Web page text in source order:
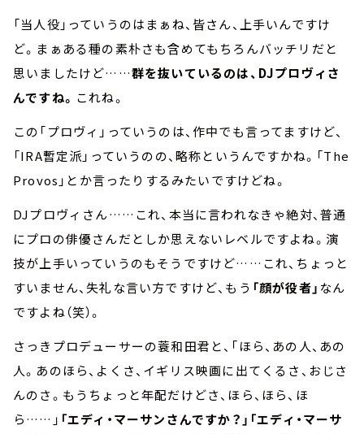
「当人役」っていうのはまぁね、皆さん、上手いんですけ
ど。まぁある種の素朴さも含めてもちろんバッチリだと
思いましたけど……群を抜いているのは、DJプロヴィさ
んですね。 これね。
この「プロヴィ」っていうのは、作中でも言ってますけど、
「IRA暫定派」っていうのの、略称というんですかね。「The
Provos」とか言ったりするみたいですけどね。
DJプロヴィさん……これ、本当に言われなきゃ絶対、普通
にプロの俳優さんだとしか思えないレベルですよね。演
技が上手いっていうのもそうですけど……これ、ちょっと
すいません、失礼な言い方ですけど、もう 「顔が役者」 なん
ですよね（笑）。
さっきプロデューサーの蓑和田君と、「ほら、あの人、あの
人。あのほら、よくさ、イギリス映画に出てくるさ、おじさ
んのさ。もうちょっと年配だけどさ、ほら、ほら、ほ
ら……」 「エディ・マーサンさんですか？」「エディ・マーサ